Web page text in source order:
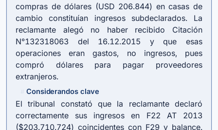
compras de dólares (USD 206.844) en casas de
cambio constituían ingresos subdeclarados. La
reclamante alegó no haber recibido Citación
N°132318063 del 16.12.2015 y que esas
operaciones eran gastos, no ingresos, pues
compró dólares para pagar proveedores
extranjeros.
Considerandos clave
El tribunal constató que la reclamante declaró
correctamente sus ingresos en F22 AT 2013
($203.710.724) coincidentes con F29 y balance.